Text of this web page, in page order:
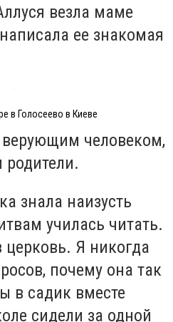
везла маме
ее знакомая
в Голосеево в Киеве
человеком,
родители.
знала наизусть
училась читать.
церковь. Я никогда
почему она так
в садик вместе
сидели за одной